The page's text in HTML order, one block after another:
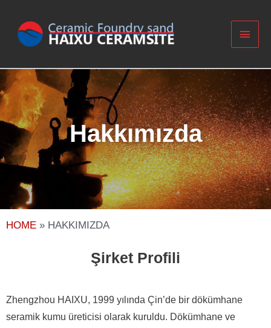
Hakkımızda
HOME » HAKKIMIZDA
Şirket Profili
Zhengzhou HAIXU, 1999 yılında Çin’de bir dökümhane
seramik kumu üreticisi olarak kuruldu. Dökümhane ve